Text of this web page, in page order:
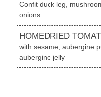
Confit duck leg,
onions
HOMEDRIED
with sesame, aubergine
aubergine jelly